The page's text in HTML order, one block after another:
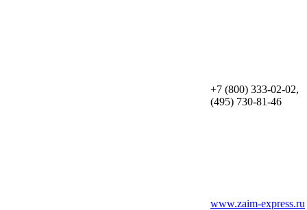
+7 (800) 333-02-02,
(495) 730-81-46
www.zaim-express.ru